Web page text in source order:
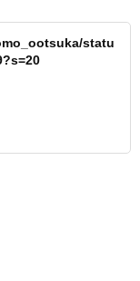
statu